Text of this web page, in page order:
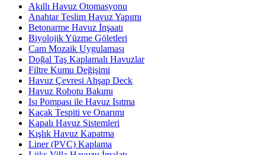
Akıllı Havuz Otomasyonu
Anahtar Teslim Havuz Yapımı
Betonarme Havuz İnşaatı
Biyolojik Yüzme Göletleri
Cam Mozaik Uygulaması
Doğal Taş Kaplamalı Havuzlar
Filtre Kumu Değişimi
Havuz Çevresi Ahşap Deck
Havuz Robotu Bakımı
Isı Pompası ile Havuz Isıtma
Kaçak Tespiti ve Onarımı
Kapalı Havuz Sistemleri
Kışlık Havuz Kapatma
Liner (PVC) Kaplama